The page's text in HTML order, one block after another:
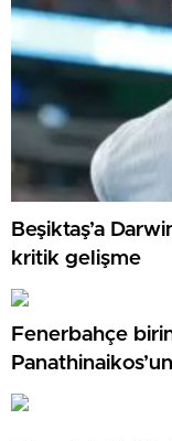
Beşiktaş’a
kritik gelişme
Fenerbahçe
Misli’den Günün